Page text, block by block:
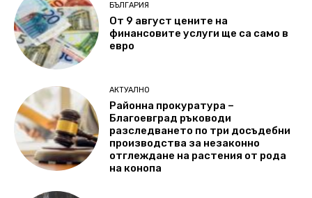
БЪЛГАРИЯ
От 9 август цените на
финансовите услуги ще са само в
евро
АКТУАЛНО
Районна прокуратура –
Благоевград ръководи
разследването по три досъдебни
производства за незаконно
отглеждане на растения от рода
на конопа